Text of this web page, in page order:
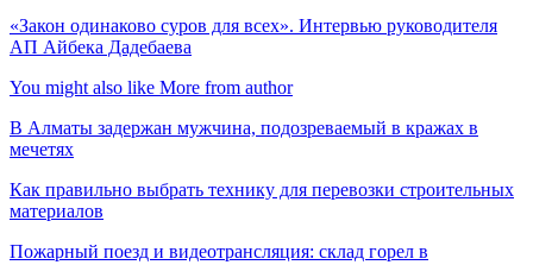
«Закон одинаково суров для всех». Интервью руководителя
АП Айбека Дадебаева
You might also like More from author
В Алматы задержан мужчина, подозреваемый в кражах в
мечетях
Как правильно выбрать технику для перевозки строительных
материалов
Пожарный поезд и видеотрансляция: склад горел в